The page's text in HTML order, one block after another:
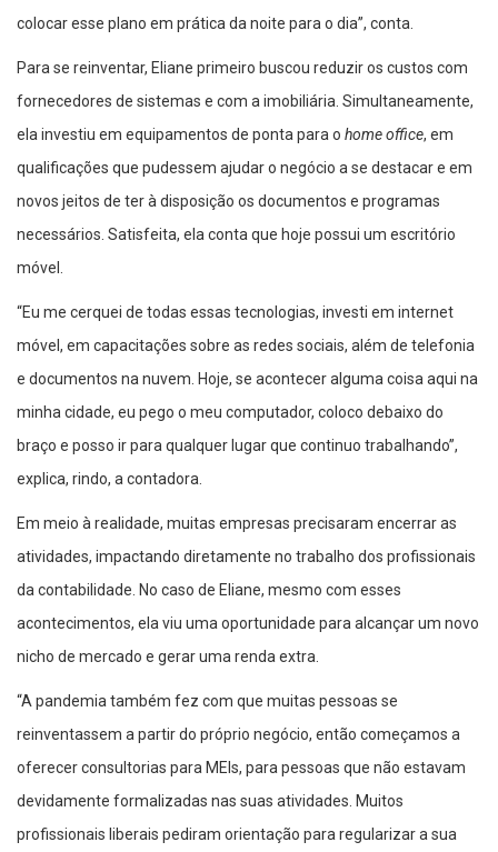
colocar esse plano em prática da noite para o dia”, conta.
Para se reinventar, Eliane primeiro buscou reduzir os custos com
fornecedores de sistemas e com a imobiliária. Simultaneamente,
ela investiu em equipamentos de ponta para o home office, em
qualificações que pudessem ajudar o negócio a se destacar e em
novos jeitos de ter à disposição os documentos e programas
necessários. Satisfeita, ela conta que hoje possui um escritório
móvel.
“Eu me cerquei de todas essas tecnologias, investi em internet
móvel, em capacitações sobre as redes sociais, além de telefonia
e documentos na nuvem. Hoje, se acontecer alguma coisa aqui na
minha cidade, eu pego o meu computador, coloco debaixo do
braço e posso ir para qualquer lugar que continuo trabalhando”,
explica, rindo, a contadora.
Em meio à realidade, muitas empresas precisaram encerrar as
atividades, impactando diretamente no trabalho dos profissionais
da contabilidade. No caso de Eliane, mesmo com esses
acontecimentos, ela viu uma oportunidade para alcançar um novo
nicho de mercado e gerar uma renda extra.
“A pandemia também fez com que muitas pessoas se
reinventassem a partir do próprio negócio, então começamos a
oferecer consultorias para MEIs, para pessoas que não estavam
devidamente formalizadas nas suas atividades. Muitos
profissionais liberais pediram orientação para regularizar a sua